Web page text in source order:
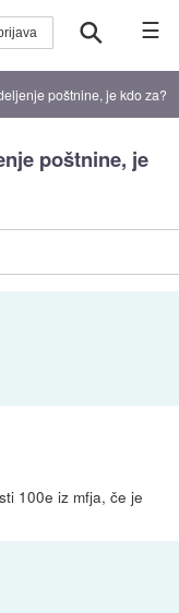
☰
poštnine, je kdo za?
poštnine, je
100e iz mfja, če je